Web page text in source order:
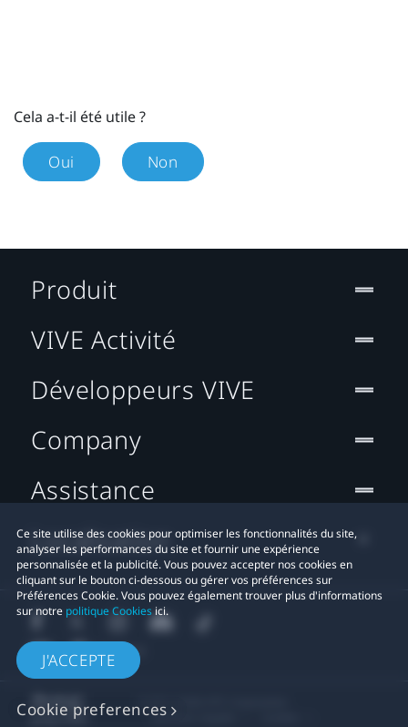
Cela a-t-il été utile ?
Oui Non
Ce site utilise des cookies pour optimiser les fonctionnalités du site,
analyser les performances du site et fournir une expérience
personnalisée et la publicité. Vous pouvez accepter nos cookies en
cliquant sur le bouton ci-dessous ou gérer vos préférences sur
Préférences Cookie. Vous pouvez également trouver plus d'informations
sur notre politique Cookiesici.
J'ACCEPTE
Cookie preferences
Produit
VIVE Activité
Développeurs VIVE
Company
Assistance
Localisation
© 2011-2026 HTC Corporation
Mentions Légales